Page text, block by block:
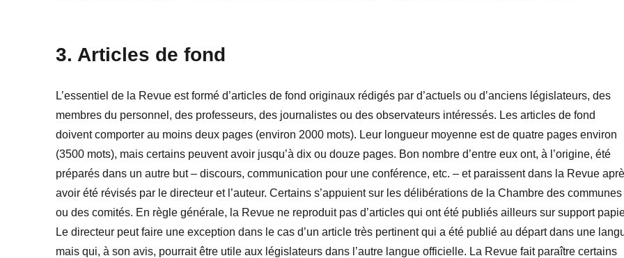
3. Articles de fond
L’essentiel de la Revue est formé d’articles de fond originaux rédigés par d’actuels ou d’anciens législateurs, des
membres du personnel, des professeurs, des journalistes ou des observateurs intéressés. Les articles de fond
doivent comporter au moins deux pages (environ 2000 mots). Leur longueur moyenne est de quatre pages environ
(3500 mots), mais certains peuvent avoir jusqu’à dix ou douze pages. Bon nombre d’entre eux ont, à l’origine, été
préparés dans un autre but – discours, communication pour une conférence, etc. – et paraissent dans la Revue
avoir été révisés par le directeur et l’auteur. Certains s’appuient sur les délibérations de la Chambre des communes
ou des comités. En règle générale, la Revue ne reproduit pas d’articles qui ont été publiés ailleurs sur support
Le directeur peut faire une exception dans le cas d’un article très pertinent qui a été publié au départ dans une
mais qui, à son avis, pourrait être utile aux législateurs dans l’autre langue officielle. La Revue fait paraître certains